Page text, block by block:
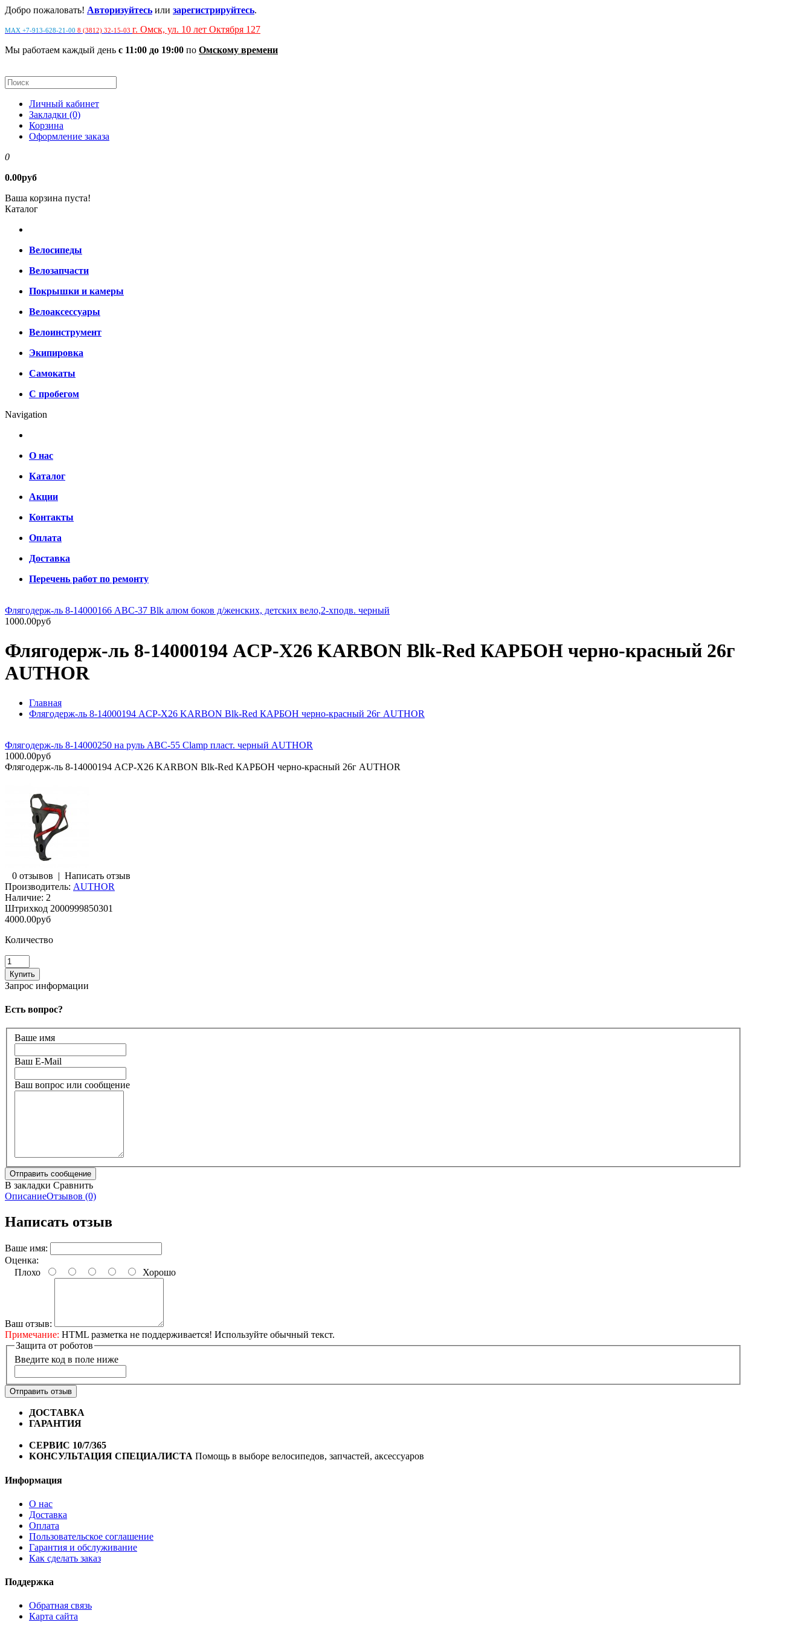
Добро пожаловать! Авторизуйтесь или зарегистрируйтесь.
MAX +7-913-628-21-00 8 (3812) 32-15-03 г. Омск, ул. 10 лет Октября 127
Мы работаем каждый день с 11:00 до 19:00 по Омскому времени
Личный кабинет
Закладки (0)
Корзина
Оформление заказа
0
0.00руб
Ваша корзина пуста!
Каталог
Велосипеды
Велозапчасти
Покрышки и камеры
Велоаксессуары
Велоинструмент
Экипировка
Самокаты
С пробегом
Navigation
О нас
Каталог
Акции
Контакты
Оплата
Доставка
Перечень работ по ремонту
Флягодерж-ль 8-14000166 ABC-37 Blk алюм боков д/женских, детских вело,2-хподв. черный
1000.00руб
Флягодерж-ль 8-14000194 АCP-X26 KARBON Blk-Red КАРБОН черно-красный 26г
AUTHOR
Главная
Флягодерж-ль 8-14000194 АCP-X26 KARBON Blk-Red КАРБОН черно-красный 26г AUTHOR
Флягодерж-ль 8-14000250 на руль ABC-55 Clamp пласт. черный AUTHOR
1000.00руб
Флягодерж-ль 8-14000194 АCP-X26 KARBON Blk-Red КАРБОН черно-красный 26г AUTHOR
0 отзывов | Написать отзыв
Производитель: AUTHOR
Наличие: 2
Штрихкод 2000999850301
4000.00руб
Количество
Запрос информации
Есть вопрос?
Ваше имя
Ваш E-Mail
Ваш вопрос или сообщение
В закладки Сравнить
ОписаниеОтзывов (0)
Написать отзыв
Ваше имя:
Оценка:
Плохо
Хорошо
Ваш отзыв:
Примечание: HTML разметка не поддерживается! Используйте обычный текст.
Защита от роботов
Введите код в поле ниже
Отправить отзыв
ДОСТАВКА
ГАРАНТИЯ
СЕРВИС 10/7/365
КОНСУЛЬТАЦИЯ СПЕЦИАЛИСТА Помощь в выборе велосипедов, запчастей, аксессуаров
Информация
О нас
Доставка
Оплата
Пользовательское соглашение
Гарантия и обслуживание
Как сделать заказ
Поддержка
Обратная связь
Карта сайта